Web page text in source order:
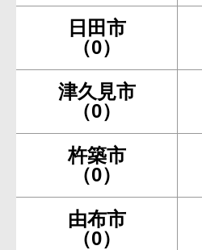
日田市
（0）
津久見市
（0）
杵築市
（0）
由布市
（0）